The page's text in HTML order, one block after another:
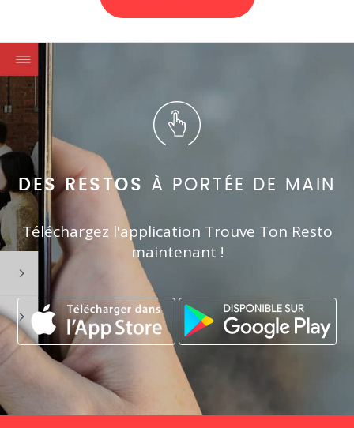
DES RESTOS À PORTÉE DE MAIN
Téléchargez l'application Trouve Ton Resto
maintenant !